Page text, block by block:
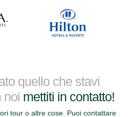
quello che stavi
noi mettiti in contatto!
tour o altre cose. Puoi contattare